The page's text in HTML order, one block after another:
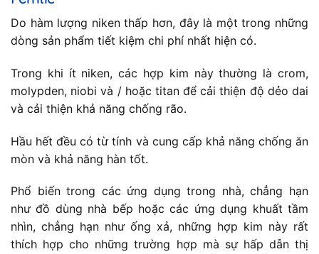
Do hàm lượng niken thấp hơn, đây là một trong những
dòng sản phẩm tiết kiệm chi phí nhất hiện có.
Trong khi ít niken, các hợp kim này thường là crom,
molypden, niobi và / hoặc titan để cải thiện độ dẻo dai
và cải thiện khả năng chống rão.
Hầu hết đều có từ tính và cung cấp khả năng chống ăn
mòn và khả năng hàn tốt.
Phổ biến trong các ứng dụng trong nhà, chẳng hạn
như đồ dùng nhà bếp hoặc các ứng dụng khuất tầm
nhìn, chẳng hạn như ống xả, những hợp kim này rất
thích hợp cho những trường hợp mà sự hấp dẫn thị